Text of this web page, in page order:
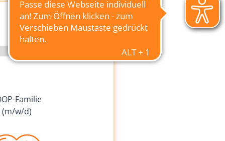
Familie
(m/w/d)